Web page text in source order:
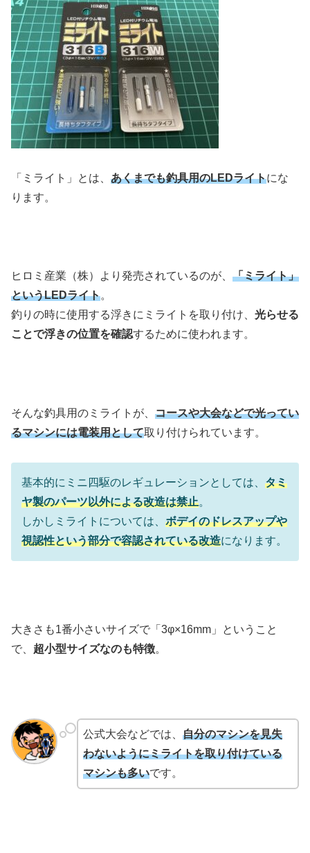
「ミライト」とは、 あくまでも釣具用のLEDライトにな
ります。
ヒロミ産業（株）より発売されているのが、 「ミライト」
というLEDライト。
釣りの時に使用する浮きにミライトを取り付け、 光らせる
ことで浮きの位置を確認するために使われます。
そんな釣具用のミライトが、 コースや大会などで光ってい
るマシンには電装用として取り付けられています。
基本的にミニ四駆のレギュレーションとしては、 タミ
ヤ製のパーツ以外による改造は禁止。
しかしミライトについては、 ボデイのドレスアップや
視認性という部分で容認されている改造になります。
大きさも1番小さいサイズで「3φ×16mm」ということ
で、 超小型サイズなのも特徴。
公式大会などでは、 自分のマシンを見失
わないようにミライトを取り付けている
マシンも多いです。